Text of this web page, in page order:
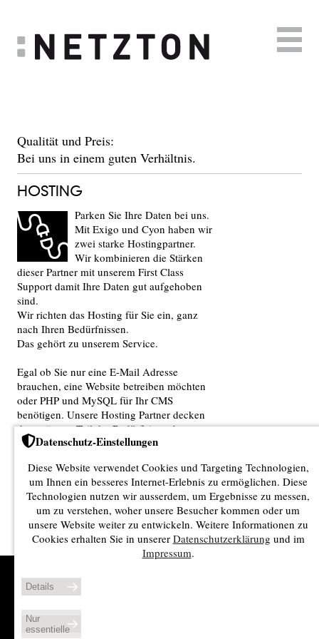
BERATUNG
HOSTING
SUPPORT
FIRMA
KONTAKT
Qualität und Preis:
Bei uns in einem guten Verhältnis.
HOSTING
Parken Sie Ihre Daten bei uns.
Mit Exigo und Cyon haben wir
zwei starke Hostingpartner.
Wir kombinieren die Stärken
dieser Partner mit unserem First Class
Support damit Ihre Daten gut aufgehoben
sind.
Wir richten das Hosting für Sie ein, ganz
nach Ihren Bedürfnissen.
Das gehört zu unserem Service.
Egal ob Sie nur eine E-Mail Adresse
brauchen, eine Website betreiben möchten
oder PHP und MySQL für Ihr CMS
benötigen. Unsere Hosting Partner decken
den grössten Teil der Bedürfnisse ab.
Weitere Produkte in unserem Angebot sind
Zertifikate (SSL).
Gerne beraten wir Sie wenn Sie Fragen zu
diesen Themen haben.
Datenschutz-Einstellungen
Diese Website verwendet Cookies und Targeting Technologien,
um Ihnen ein besseres Internet-Erlebnis zu ermöglichen. Diese
Technologien nutzen wir ausserdem, um Ergebnisse zu messen,
um zu verstehen, woher unsere Besucher kommen oder um
unsere Website weiter zu entwickeln. Weitere Informationen zu
Cookies erhalten Sie in unserer Datenschutzerklärung und im
Impressum.
Details
Nur
essentielle